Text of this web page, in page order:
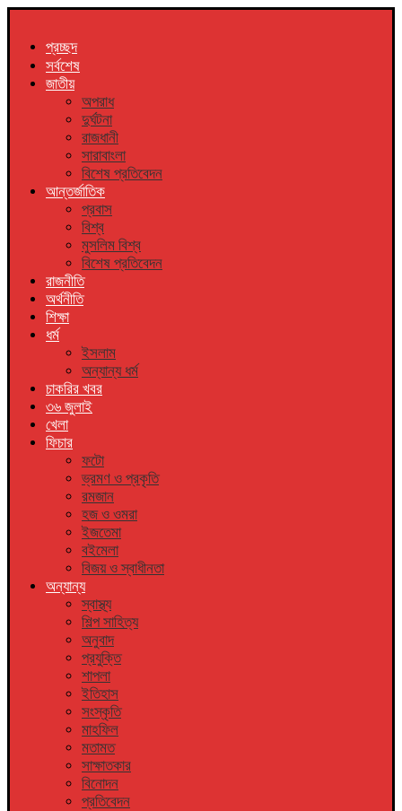
প্রচ্ছদ
সর্বশেষ
জাতীয়
অপরাধ
দুর্ঘটনা
রাজধানী
সারাবাংলা
বিশেষ প্রতিবেদন
আন্তর্জাতিক
প্রবাস
বিশ্ব
মুসলিম বিশ্ব
বিশেষ প্রতিবেদন
রাজনীতি
অর্থনীতি
শিক্ষা
ধর্ম
ইসলাম
অন্যান্য ধর্ম
চাকরির খবর
৩৬ জুলাই
খেলা
ফিচার
ফটো
ভ্রমণ ও প্রকৃতি
রমজান
হজ ও ওমরা
ইজতেমা
বইমেলা
বিজয় ও স্বাধীনতা
অন্যান্য
স্বাস্থ্য
শিল্প সাহিত্য
অনুবাদ
প্রযুক্তি
শাপলা
ইতিহাস
সংস্কৃতি
মাহফিল
মতামত
সাক্ষাতকার
বিনোদন
প্রতিবেদন